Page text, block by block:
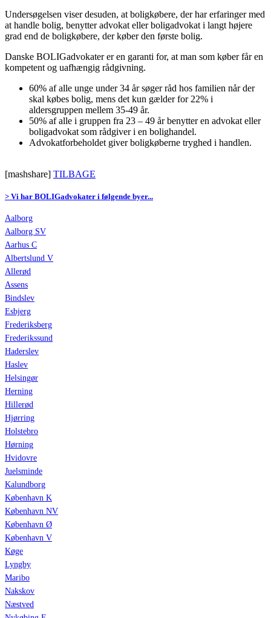
Undersøgelsen viser desuden, at boligkøbere, der har erfaringer med
at handle bolig, benytter advokat eller boligadvokat i langt højere
grad end de boligkøbere, der køber den første bolig.
Danske BOLIGadvokater er en garanti for, at man som køber får en
kompetent og uafhængig rådgivning.
60% af alle unge under 34 år søger råd hos familien når der
skal købes bolig, mens det kun gælder for 22% i
aldersgruppen mellem 35-49 år.
50% af alle i gruppen fra 23 – 49 år benytter en advokat eller
boligadvokat som rådgiver i en bolighandel.
Advokatforbeholdet giver boligkøberne tryghed i handlen.
[mashshare] TILBAGE
> Vi har BOLIGadvokater i følgende byer...
Aalborg
Aalborg SV
Aarhus C
Albertslund V
Allerød
Assens
Bindslev
Esbjerg
Frederiksberg
Frederikssund
Haderslev
Haslev
Helsingør
Herning
Hillerød
Hjørring
Holstebro
Hørning
Hvidovre
Juelsminde
Kalundborg
København K
København NV
København Ø
København V
Køge
Lyngby
Maribo
Nakskov
Næstved